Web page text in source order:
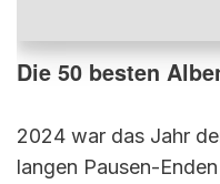
Die 50 besten
2024 war das Jahr
langen Pausen-